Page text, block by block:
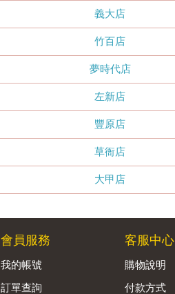
義大店
竹百店
夢時代店
左新店
豐原店
草衙店
大甲店
會員服務
我的帳號
訂單查詢
客服中心
購物說明
付款方式